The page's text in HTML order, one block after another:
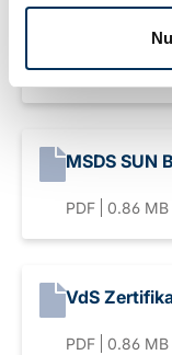
PDF 8.45 MB
MSDS SUN
PDF 0.86 MB
VdS
PDF 0.86 MB